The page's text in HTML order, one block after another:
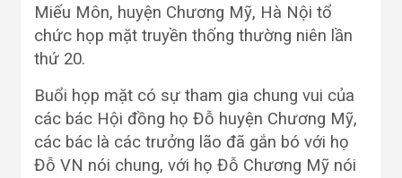
Miếu Môn, huyện Chương Mỹ, Hà Nội tổ
chức họp mặt truyền thống thường niên lần
thứ 20.
Buổi họp mặt có sự tham gia chung vui của
các bác Hội đồng họ Đỗ huyện Chương Mỹ,
các bác là các trưởng lão đã gắn bó với họ
Đỗ VN nói chung, với họ Đỗ Chương Mỹ nói